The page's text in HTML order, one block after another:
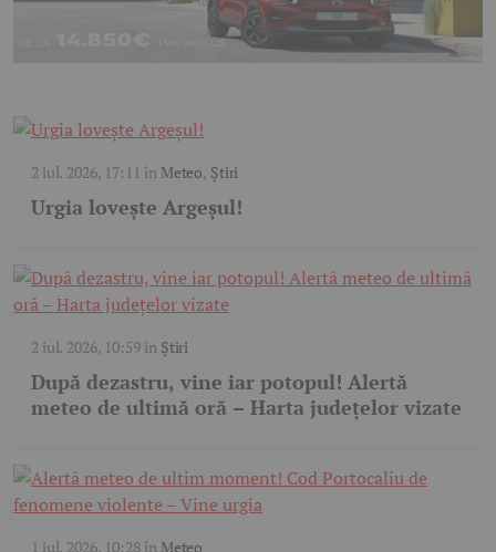
2 iul. 2026, 17:11 în Meteo, Știri
Urgia lovește Argeșul!
2 iul. 2026, 10:59în Știri
După dezastru, vine iar potopul! Alertă
meteo de ultimă oră – Harta județelor vizate
1 iul. 2026, 10:28în Meteo